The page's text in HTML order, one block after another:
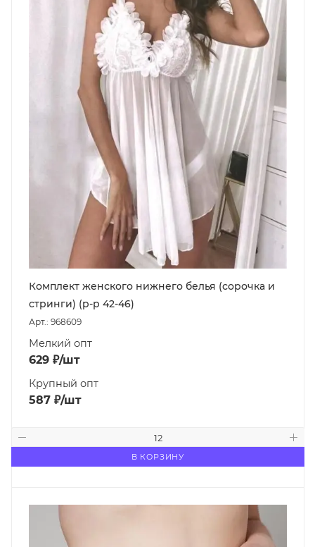
Комплект женского нижнего белья (сорочка и
стринги) (р-р 42-46)
Арт.: 968609
Мелкий опт
629 ₽/шт
Крупный опт
587 ₽/шт
В КОРЗИНУ